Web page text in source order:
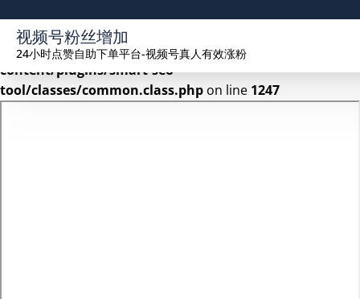
Warning: Undefined array key 2 in
/www/wwwroot/seekhue.com/wp-
content/plugins/smart-seo-
tool/classes/common.class.php on line 1247
视频号粉丝增加
24小时点赞自助下单平台-视频号真人有效涨粉